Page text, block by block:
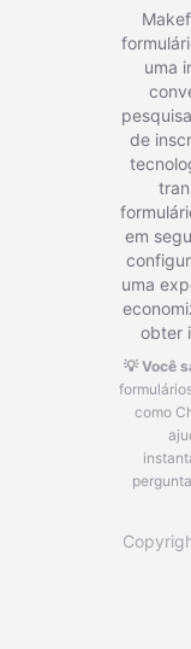
uma
de
em
uma
obter
💡 Você
como